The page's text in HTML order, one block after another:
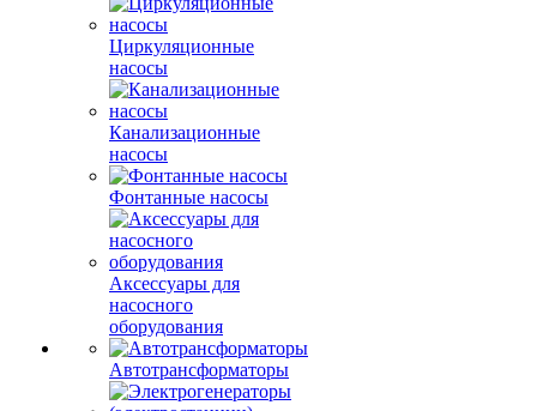
Циркуляционные
насосы
Канализационные
насосы
Фонтанные насосы
Аксессуары для
насосного
оборудования
Автотрансформаторы